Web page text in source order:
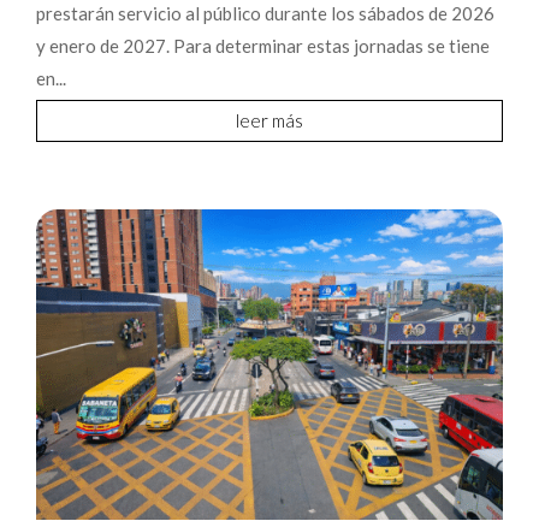
prestarán servicio al público durante los sábados de 2026
y enero de 2027. Para determinar estas jornadas se tiene
en...
leer más